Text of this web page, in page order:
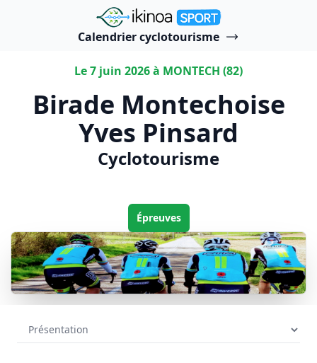
"Ikinoa Sport"
Calendrier cyclotourisme
Le 7 juin 2026 à MONTECH (82)
Birade Montechoise
Yves Pinsard
Cyclotourisme
Épreuves